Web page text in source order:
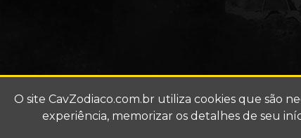
O site CavZodiaco.com.br utiliza cookies que são
experiência, memorizar os detalhes de seu